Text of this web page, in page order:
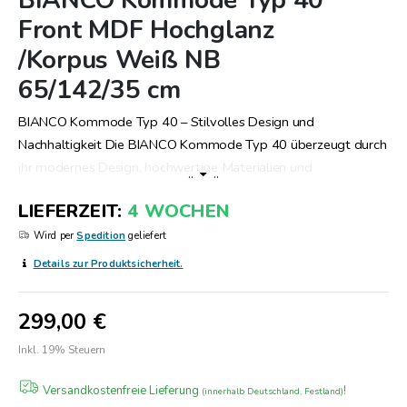
der
Bildergalerie
springen
Front MDF Hochglanz
/Korpus Weiß NB
65/142/35 cm
BIANCO Kommode Typ 40 – Stilvolles Design und
Nachhaltigkeit Die BIANCO Kommode Typ 40 überzeugt durch
praktischen Funktionen ist sie die ideale Ergänzung für jedes
Zuhause. Elegantes und zeitloses Design Die Fronten aus MDF
in Hochglanzoptik verleihen der Kommode eine edle
Chrom setzen stilvolle Akzente. Mit den Maßen 65 x 142 x 35
cm passt die Kommode perfekt in verschiedenste
über zwei Türen, die großzügigen Platz für Ihre persönlichen
.. ..
LIEFERZEIT 4 WOCHEN
Wird perSpedition geliefert
Details zur Produktsicherheit.
299,00 €
Inkl. 19% Steuern
Versandkostenfreie Lieferung (innerhalb Deutschland, Festland)!